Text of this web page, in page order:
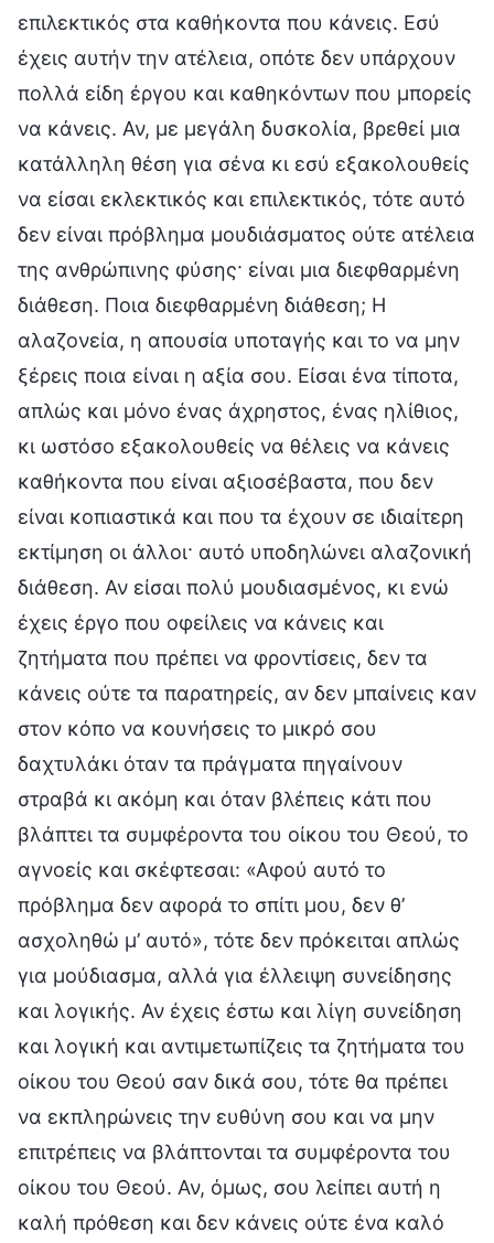
επιλεκτικός στα καθήκοντα που κάνεις. Εσύ
έχεις αυτήν την ατέλεια, οπότε δεν υπάρχουν
πολλά είδη έργου και καθηκόντων που μπορείς
να κάνεις. Αν, με μεγάλη δυσκολία, βρεθεί μια
κατάλληλη θέση για σένα κι εσύ εξακολουθείς
να είσαι εκλεκτικός και επιλεκτικός, τότε αυτό
δεν είναι πρόβλημα μουδιάσματος ούτε ατέλεια
της ανθρώπινης φύσης· είναι μια διεφθαρμένη
διάθεση. Ποια διεφθαρμένη διάθεση; Η
αλαζονεία, η απουσία υποταγής και το να μην
ξέρεις ποια είναι η αξία σου. Είσαι ένα τίποτα,
απλώς και μόνο ένας άχρηστος, ένας ηλίθιος,
κι ωστόσο εξακολουθείς να θέλεις να κάνεις
καθήκοντα που είναι αξιοσέβαστα, που δεν
είναι κοπιαστικά και που τα έχουν σε ιδιαίτερη
εκτίμηση οι άλλοι· αυτό υποδηλώνει αλαζονική
διάθεση. Αν είσαι πολύ μουδιασμένος, κι ενώ
έχεις έργο που οφείλεις να κάνεις και
ζητήματα που πρέπει να φροντίσεις, δεν τα
κάνεις ούτε τα παρατηρείς, αν δεν μπαίνεις καν
στον κόπο να κουνήσεις το μικρό σου
δαχτυλάκι όταν τα πράγματα πηγαίνουν
στραβά κι ακόμη και όταν βλέπεις κάτι που
βλάπτει τα συμφέροντα του οίκου του Θεού, το
αγνοείς και σκέφτεσαι: «Αφού αυτό το
πρόβλημα δεν αφορά το σπίτι μου, δεν θ’
ασχοληθώ μ’ αυτό», τότε δεν πρόκειται απλώς
για μούδιασμα, αλλά για έλλειψη συνείδησης
και λογικής. Αν έχεις έστω και λίγη συνείδηση
και λογική και αντιμετωπίζεις τα ζητήματα του
οίκου του Θεού σαν δικά σου, τότε θα πρέπει
να εκπληρώνεις την ευθύνη σου και να μην
επιτρέπεις να βλάπτονται τα συμφέροντα του
οίκου του Θεού. Αν, όμως, σου λείπει αυτή η
καλή πρόθεση και δεν κάνεις ούτε ένα καλό